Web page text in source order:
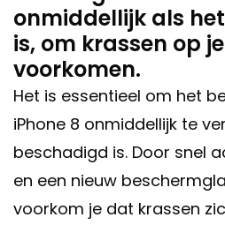
onmiddellijk als
is, om krassen op
voorkomen.
Het is essentieel om het
iPhone 8 onmiddellijk te
beschadigd is. Door snel
en een nieuw
voorkom je dat krassen